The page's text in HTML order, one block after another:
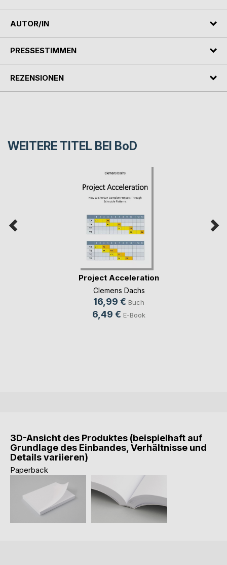
AUTOR/IN
PRESSESTIMMEN
REZENSIONEN
WEITERE TITEL BEI BoD
Project Acceleration
Clemens Dachs
16,99 € Buch
6,49 € E-Book
3D-Ansicht des Produktes (beispielhaft auf
Grundlage des Einbandes, Verhältnisse und
Details variieren)
Paperback